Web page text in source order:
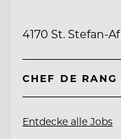
4170 St. Stefan-
Entdecke alle Jobs